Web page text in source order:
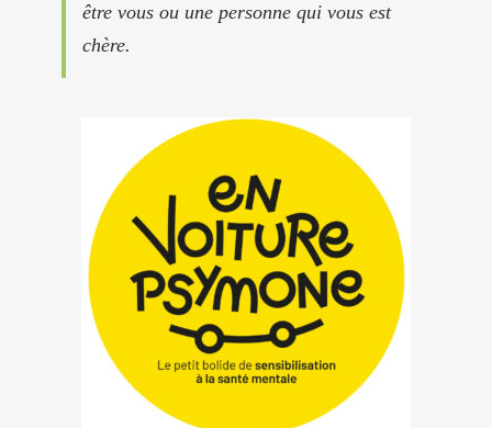
être vous ou une personne qui vous est
chère.